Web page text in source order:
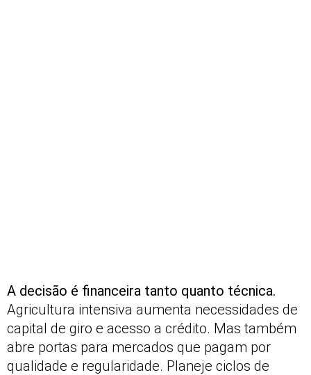
A decisão é financeira tanto quanto técnica.
Agricultura intensiva aumenta necessidades de
capital de giro e acesso a crédito. Mas também
abre portas para mercados que pagam por
qualidade e regularidade. Planeje ciclos de